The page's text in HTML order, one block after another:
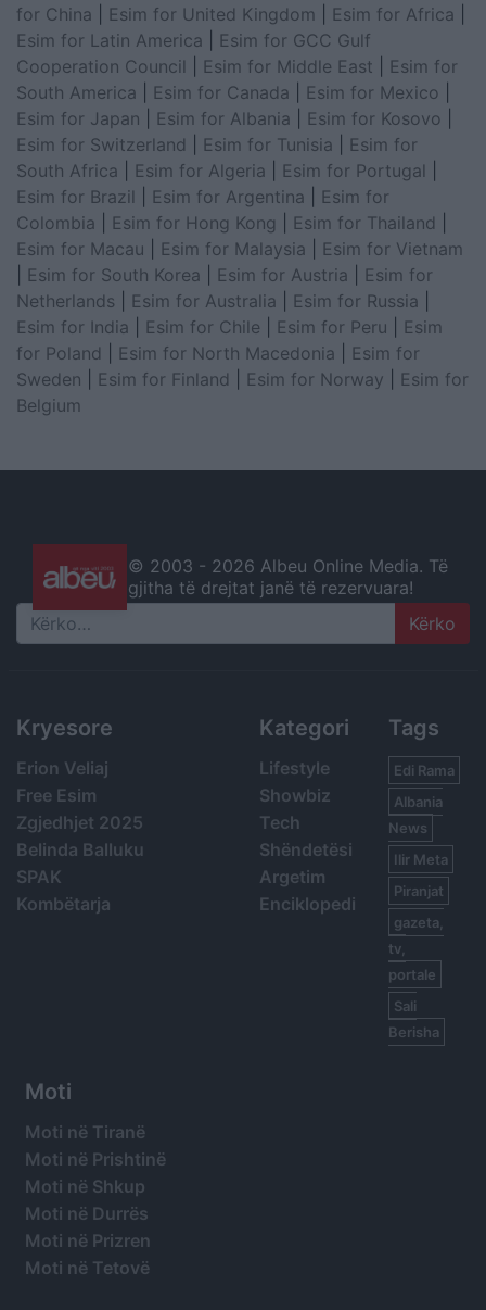
for China
Esim for United Kingdom Esim for Africa
Esim for Latin America
Esim for GCC Gulf
Cooperation Council
Esim for Middle East
Esim for
South America
Esim for Canada Esim for Mexico
Esim for Japan
Esim for Albania Esim for Kosovo
Esim for Switzerland
Esim for Tunisia
Esim for
South Africa
Esim for Algeria Esim for Portugal
Esim for Brazil
Esim for Argentina
Esim for
Colombia
Esim for Hong Kong Esim for Thailand
Esim for Macau
Esim for Malaysia
Esim for Vietnam
Esim for South Korea Esim for Austria
Esim for
Netherlands
Esim for Australia Esim for Russia
Esim for India
Esim for Chile Esim for Peru
Esim
for Poland
Esim for North Macedonia
Esim for
Sweden
Esim for Finland Esim for Norway
Esim for
Belgium
© 2003 - 2026 Albeu Online Media. Të
gjitha të drejtat janë të rezervuara!
Search
Kryesore
Erion Veliaj
Free Esim
Zgjedhjet 2025
Belinda Balluku
SPAK
Kombëtarja
Kategori
Lifestyle
Showbiz
Tech
Shëndetësi
Argetim
Enciklopedi
Tags
Edi Rama
Albania
News
Ilir Meta
Piranjat
gazeta,
tv,
portale
Sali
Berisha
Moti
Moti në Tiranë
Moti në Prishtinë
Moti në Shkup
Moti në Durrës
Moti në Prizren
Moti në Tetovë